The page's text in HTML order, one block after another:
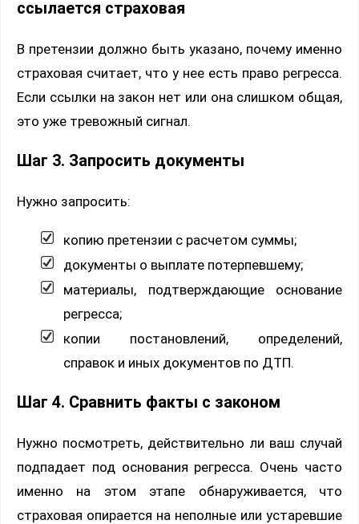
ссылается страховая
В претензии должно быть указано, почему именно
страховая считает, что у нее есть право регресса.
Если ссылки на закон нет или она слишком общая,
это уже тревожный сигнал.
Шаг 3. Запросить документы
Нужно запросить:
копию претензии с расчетом суммы;
документы о выплате потерпевшему;
материалы, подтверждающие основание
регресса;
копии постановлений, определений,
справок и иных документов по ДТП.
Шаг 4. Сравнить факты с законом
Нужно посмотреть, действительно ли ваш случай
подпадает под основания регресса. Очень часто
именно на этом этапе обнаруживается, что
страховая опирается на неполные или устаревшие